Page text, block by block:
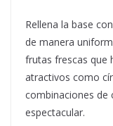
Rellena la base
de manera
frutas frescas que
atractivos como
combinaciones de
espectacular.